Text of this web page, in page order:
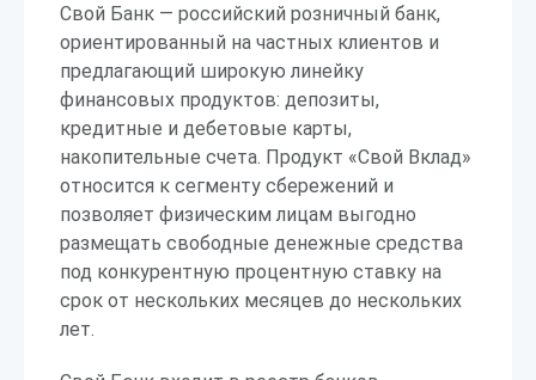
Свой Банк — российский розничный банк,
ориентированный на частных клиентов и
предлагающий широкую линейку
финансовых продуктов: депозиты,
кредитные и дебетовые карты,
накопительные счета. Продукт «Свой Вклад»
относится к сегменту сбережений и
позволяет физическим лицам выгодно
размещать свободные денежные средства
под конкурентную процентную ставку на
срок от нескольких месяцев до нескольких
лет.